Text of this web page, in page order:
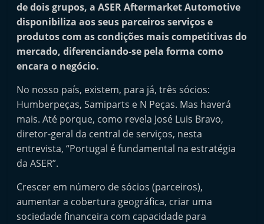
i
n
d
e
p
e
n
d
e
t
e
d
de dois grupos, a ASER Aftermarket Automotive
disponibiliza aos seus parceiros serviços e
produtos com as condições mais competitivas do
mercado, diferenciando-se pela forma como
encara o negócio.
No nosso país, existem, para já, três sócios:
Humberpeças, Samiparts e N Peças. Mas haverá
mais. Até porque, como revela José Luis Bravo,
diretor-geral da central de serviços, nesta
entrevista, “Portugal é fundamental na estratégia
da ASER”.
Crescer em número de sócios (parceiros),
aumentar a cobertura geográfica, criar uma
sociedade financeira com capacidade para